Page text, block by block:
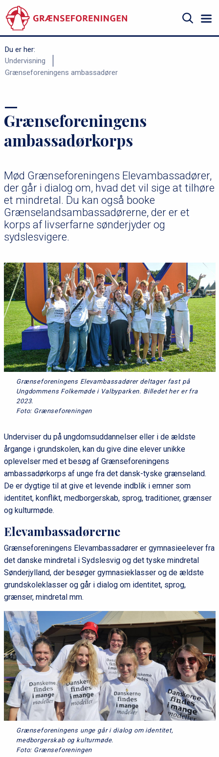
til
hovedindhold
Søg
Du er her:
Undervisning
Grænseforeningens ambassadører
Grænseforeningens
ambassadørkorps
Mød Grænseforeningens Elevambassadører,
der går i dialog om, hvad det vil sige at tilhøre
et mindretal. Du kan også booke
Grænselandsambassadørerne, der er et
korps af livserfarne sønderjyder og
sydslesvigere.
Grænseforeningens Elevambassadører deltager fast på
Ungdommens Folkemøde i Valbyparken. Billedet her er fra
2023.
Foto: Grænseforeningen
Underviser du på ungdomsuddannelser eller i de ældste
årgange i grundskolen, kan du give dine elever unikke
oplevelser med et besøg af Grænseforeningens
ambassadørkorps af unge fra det dansk-tyske grænseland.
De er dygtige til at give et levende indblik i emner som
identitet, konflikt, medborgerskab, sprog, traditioner, grænser
og kulturmøde.
Elevambassadørerne
Grænseforeningens Elevambassadører er gymnasieelever fra
det danske mindretal i Sydslesvig og det tyske mindretal
Sønderjylland, der besøger gymnasieklasser og de ældste
grundskoleklasser og går i dialog om identitet, sprog,
grænser, mindretal mm.
Grænseforeningens unge går i dialog om identitet,
medborgerskab og kulturmøde.
Foto: Grænseforeningen